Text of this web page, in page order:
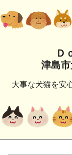
Ｄ
津島
大事な犬猫を安